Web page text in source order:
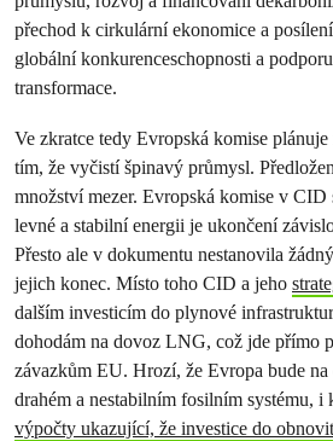
přechod k cirkulární ekonomice a
globální konkurenceschopnosti a
transformace.
Ve zkratce tedy Evropská komise
tím, že vyčistí špinavý průmysl.
množství mezer. Evropská komise v
levné a stabilní energii je ukončení
Přesto ale v dokumentu nestanovila
jejich konec. Místo toho CID a jeho
dalším investicím do plynové
dohodám na dovoz LNG, což jde přímo
závazkům EU. Hrozí, že Evropa bude
drahém a nestabilním fosilním systému, i
výpočty ukazující, že investice do